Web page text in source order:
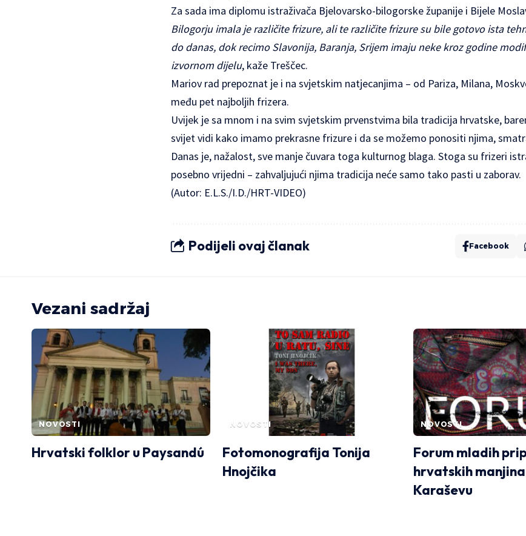
Za sada ima diplomu istraživača Bjelovarsko-bilogorske županije i Bijele
Bilogorju imala je različite frizure, ali te različite frizure su bile gotovo ista
do danas, dok recimo Slavonija, Baranja, Srijem imaju neke kroz godine
izvornom dijelu, kaže Treščec.
Mariov rad prepoznat je i na svjetskim natjecanjima – od Pariza, Milana,
među pet najboljih frizera.
Uvijek je sa mnom i na svim svjetskim prvenstvima bila tradicija hrvatske,
svijet vidi kako imamo prekrasne frizure i da se možemo ponositi njima,
Danas je, nažalost, sve manje čuvara toga kulturnog blaga. Stoga su frizeri
posebno vrijedni – zahvaljujući njima tradicija neće samo tako pasti u zaborav.
(Autor: E.L.S./I.D./HRT-VIDEO)
Podijeli ovaj članak Facebook
Vezani sadržaj
NOVOSTI
Hrvatski folklor u Paysandú
NOVOSTI
Fotomonografija Tonija
Hnojčika
NOVOSTI
Forum mladih
hrvatskih manjina
Karaševu